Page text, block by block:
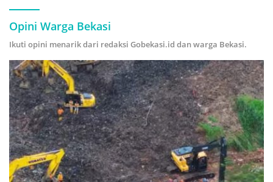
Opini Warga Bekasi
Ikuti opini menarik dari redaksi Gobekasi.id dan warga Bekasi.